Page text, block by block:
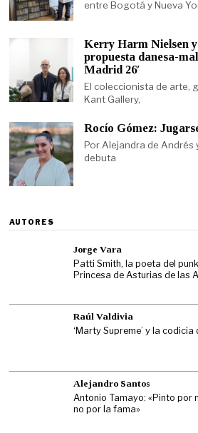
entre Bogotá y Nueva
Kerry Harm Nielsen
propuesta danesa-
Madrid 26′
El coleccionista de arte,
Kant Gallery,
Rocío Gómez:
Por Alejandra de Andrés
debuta
AUTORES
Jorge Vara
Patti Smith, la poeta del
Princesa de Asturias de las
Raúl Valdivia
‘Marty Supreme’ y la
Alejandro Santos
Antonio Tamayo: «Pinto por
no por la fama»